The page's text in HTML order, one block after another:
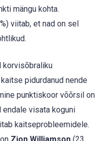
mängu kohta.
viitab, et nad on sel
korvisõbraliku
pidurdanud nende
punktiskoor võõrsil on
endale visata koguni
kaitseprobleemidele.
Zion Williamson (23,